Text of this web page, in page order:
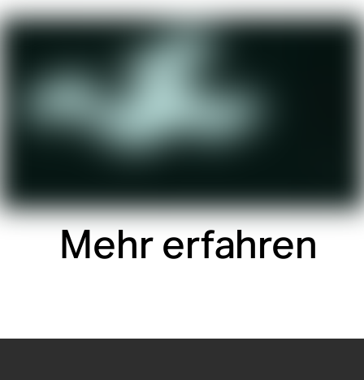
Mehr erfahren